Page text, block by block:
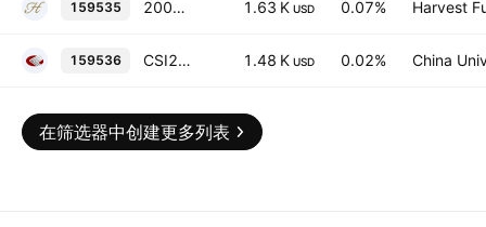
159535 2000指数 1.63 K USD 0.07% Harvest
159536 CSI2000 1.48 K USD 0.02% China
在筛选器中创建更多列表